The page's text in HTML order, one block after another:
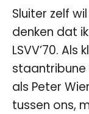
Sluiter zelf
denken dat
LSVV’70.
staantribune
als Peter
tussen ons,